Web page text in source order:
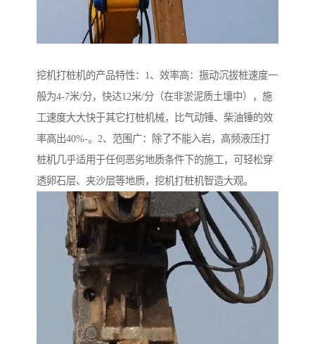
挖机打桩机的产品特性：1、效率高：振动沉拔桩速度一
般为4-7米/分，快达12米/分（在非淤泥质土壤中），施
工速度大大快于其它打桩机械，比气动锤、柴油锤的效
率高出40%-。2、范围广：除了不能入岩，高频液压打
桩机几乎适用于任何恶劣地质条件下的施工，可轻松穿
透卵石层、夹沙层等地质，挖机打桩机智造大观。